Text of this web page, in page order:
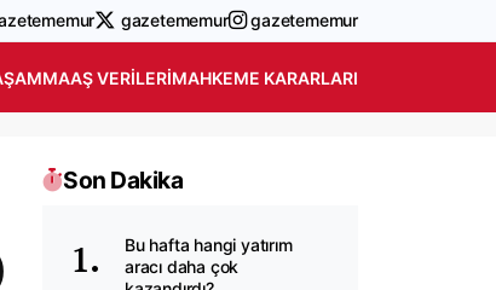
gazetememur gazetememur
MAAŞ VERILERIMAHKEME KARARLARI
Son Dakika
Bu hafta hangi yatırım
aracı daha çok